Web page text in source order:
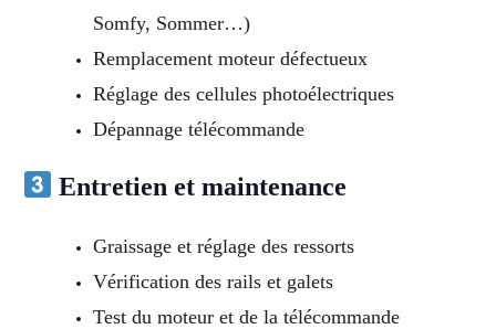
Somfy, Sommer…)
Remplacement moteur défectueux
Réglage des cellules photoélectriques
Dépannage télécommande
Entretien et maintenance
Graissage et réglage des ressorts
Vérification des rails et galets
Test du moteur et de la télécommande